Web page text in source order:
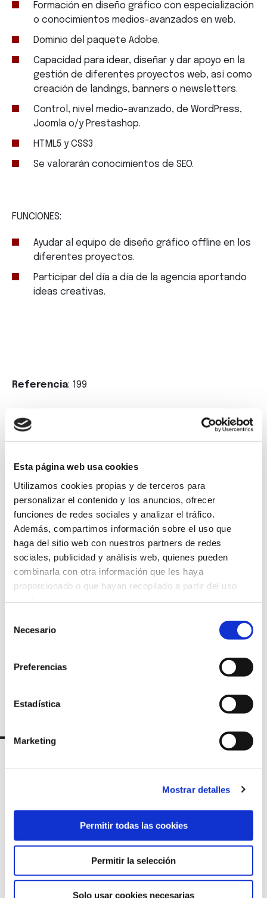
Esta página web usa cookies
Utilizamos cookies propias y de terceros para
personalizar el contenido y los anuncios, ofrecer
funciones de redes sociales y analizar el tráfico.
Además, compartimos información sobre el uso que
haga del sitio web con nuestros partners de redes
sociales, publicidad y análisis web, quienes pueden
combinarla con otra información que les haya
proporcionado o que hayan recopilado a partir del uso
Necesario
Preferencias
Estadística
Marketing
Mostrar detalles
Permitir todas las cookies
Permitir la selección
Solo usar cookies necesarias
Formación en diseño gráfico con especialización
o conocimientos medios-avanzados en web.
Dominio del paquete Adobe.
Capacidad para idear, diseñar y dar apoyo en la
gestión de diferentes proyectos web, así como
creación de landings, banners o newsletters.
Control, nivel medio-avanzado, de WordPress,
Joomla o/y Prestashop.
HTML5 y CSS3
Se valorarán conocimientos de SEO.
FUNCIONES:
Ayudar al equipo de diseño gráfico offline en los
diferentes proyectos.
Participar del día a día de la agencia aportando
ideas creativas.
Referencia: 199
Gráfico, Diseño Web, Oferta Prácticas, prácticas
remuneradas
Suscríbete a
nuestra
newsletter
15006 A Coruña